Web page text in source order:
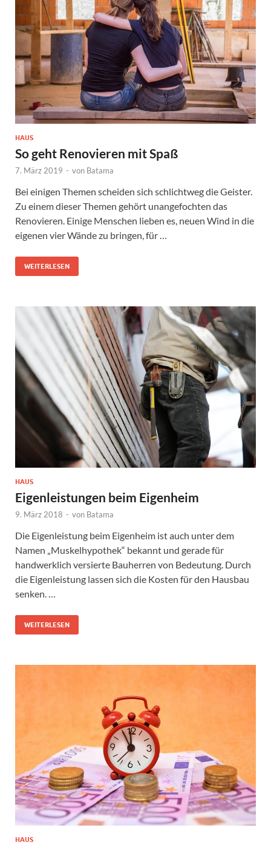
HAUS
So geht Renovieren mit Spaß
7. März 2019 - von Batama
Bei einigen Themen scheiden sich schlichtweg die Geister.
Zu einem dieser Themen gehört unangefochten das
Renovieren. Einige Menschen lieben es, neuen Wind in die
eigenen vier Wände zu bringen, für …
WEITERLESEN
HAUS
Eigenleistungen beim Eigenheim
9. März 2018 - von Batama
Die Eigenleistung beim Eigenheim ist auch unter dem
Namen „Muskelhypothek“ bekannt und gerade für
handwerklich versierte Bauherren von Bedeutung. Durch
die Eigenleistung lassen sich die Kosten für den Hausbau
senken. …
WEITERLESEN
HAUS